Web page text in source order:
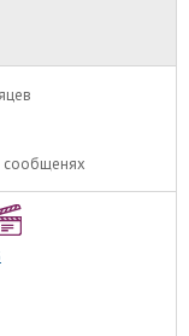
сообщенях